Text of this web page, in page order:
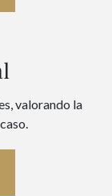
valorando la